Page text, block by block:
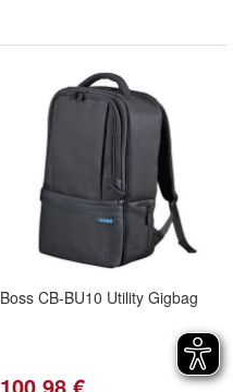
Boss CB-BU10 Utility Gigbag